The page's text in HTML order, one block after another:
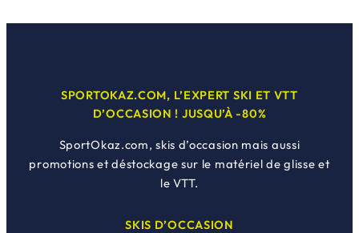
SPORTOKAZ.COM, L’EXPERT SKI ET VTT
D’OCCASION ! JUSQU’À -80%
SportOkaz.com, skis d’occasion mais aussi
promotions et déstockage sur le matériel de glisse et
le VTT.
SKIS D’OCCASION